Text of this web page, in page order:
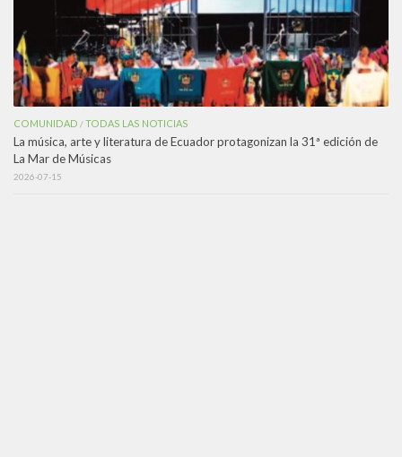
COMUNIDAD /TODAS LAS NOTICIAS
La música, arte y literatura de Ecuador protagonizan la 31ª edición de
La Mar de Músicas
2026-07-15